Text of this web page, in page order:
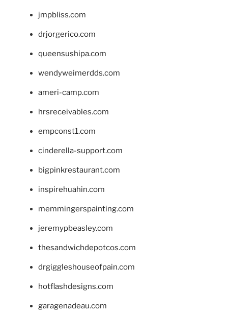
jmpbliss.com
drjorgerico.com
queensushipa.com
wendyweimerdds.com
ameri-camp.com
hrsreceivables.com
empconst1.com
cinderella-support.com
bigpinkrestaurant.com
inspirehuahin.com
memmingerspainting.com
jeremypbeasley.com
thesandwichdepotcos.com
drgiggleshouseofpain.com
hotflashdesigns.com
garagenadeau.com